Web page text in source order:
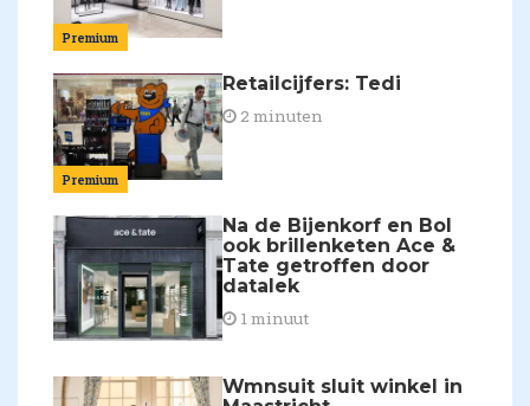
Premium
Premium
Retailcijfers: Tedi
2 minuten
Na de Bijenkorf en Bol
ook brillenketen Ace &
Tate getroffen door
datalek
1 minuut
Wmnsuit sluit winkel in